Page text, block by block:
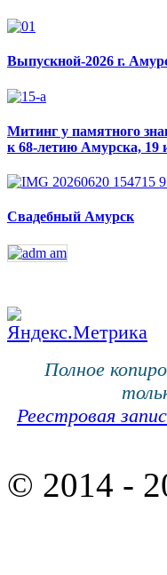
Выпускной-2026 г.
Митинг у памятного
к 68-летию Амурска, 19
Свадебный Амурск
Полное
Реестровая
© 2014 -